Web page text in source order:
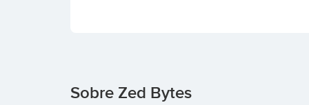
Sobre Zed Bytes